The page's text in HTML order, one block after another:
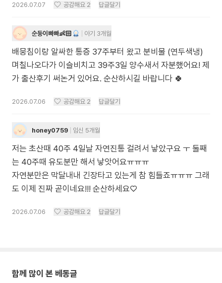
2026.07.07 공감해요 2 답글달기
순둥이빠빠👶🏻 아기 3개월
배뭉침이랑 알싸한 통증 37주부터 왔고 분비물 (연두색냉)
며칠나오다가 이슬비치고 39주3일 양수새서 자분했어요! 제
가 출산후기 써논거 있어요. 순산하시길 바랍니다 🍀
2026.07.06 공감해요 2 답글달기
honey0759 임신 5개월
저는 초산때 40주 4일날 자연진통 걸려서 낳았구요 ㅜ 둘째
는 40주때 유도분만 해서 낳앗어요ㅠㅠㅠ
자연분만은 막달내내 긴장타고 있는게 참 힘들죠ㅠㅠㅠ 그래
도 이제 진짜 곧이네요!!! 순산하세요♡
2026.07.06 공감해요 2 답글달기
함께 많이 본 베동글